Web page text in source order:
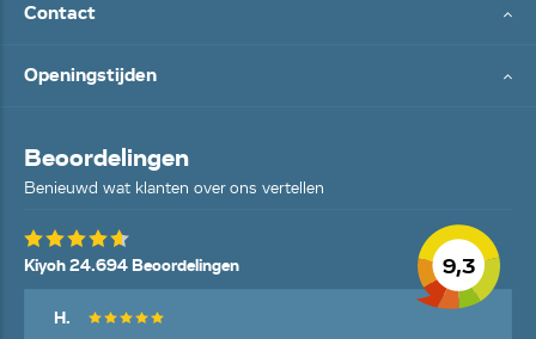
Contact
Openingstijden
Beoordelingen
Benieuwd wat klanten over ons vertellen
9,3
Kiyoh 24.694 Beoordelingen
H.